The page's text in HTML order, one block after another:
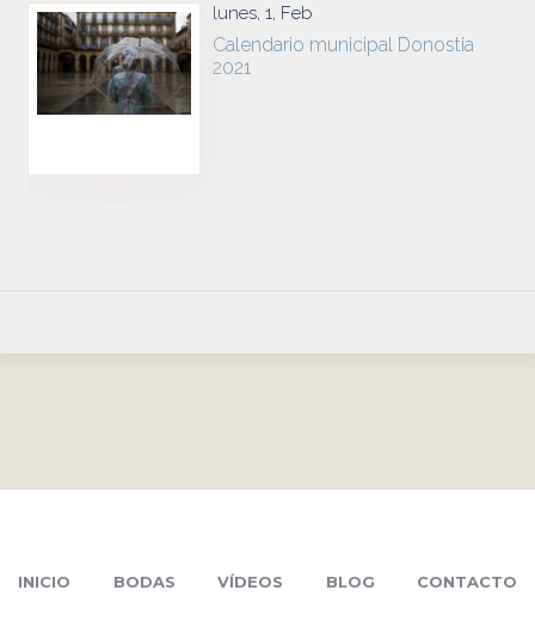
lunes, 1, Feb
Calendario municipal Donostia
2021
INICIO BODAS VÍDEOS BLOG CONTACTO